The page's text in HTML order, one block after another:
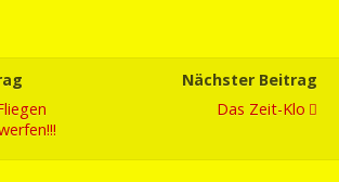
Nächster Beitrag
Das Zeit-Klo